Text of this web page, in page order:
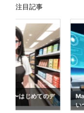
注目記事
化〜はじめてのデ
い